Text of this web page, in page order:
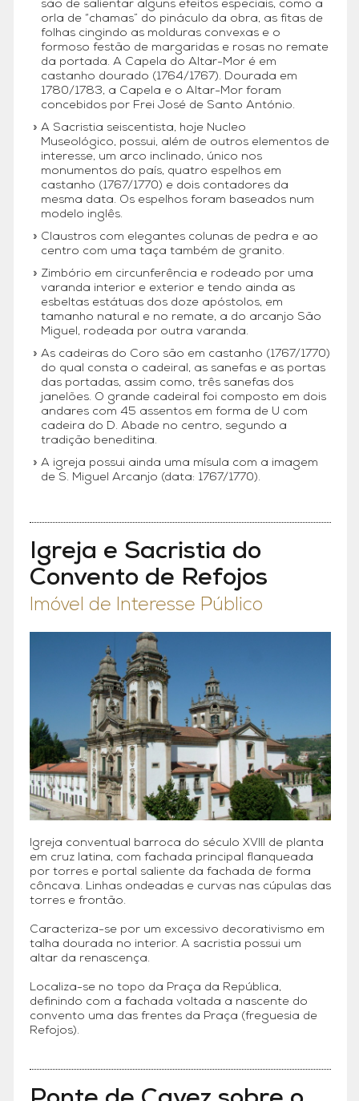
são de salientar alguns efeitos especiais, como a
orla de “chamas” do pináculo da obra, as fitas de
folhas cingindo as molduras convexas e o
formoso festão de margaridas e rosas no remate
da portada. A Capela do Altar-Mor é em
castanho dourado (1764/1767). Dourada em
1780/1783, a Capela e o Altar-Mor foram
concebidos por Frei José de Santo António.
A Sacristia seiscentista, hoje Nucleo
Museológico, possui, além de outros elementos de
interesse, um arco inclinado, único nos
monumentos do país, quatro espelhos em
castanho (1767/1770) e dois contadores da
mesma data. Os espelhos foram baseados num
modelo inglês.
Claustros com elegantes colunas de pedra e ao
centro com uma taça também de granito.
Zimbório em circunferência e rodeado por uma
varanda interior e exterior e tendo ainda as
esbeltas estátuas dos doze apóstolos, em
tamanho natural e no remate, a do arcanjo São
Miguel, rodeada por outra varanda.
As cadeiras do Coro são em castanho (1767/1770)
do qual consta o cadeiral, as sanefas e as portas
das portadas, assim como, três sanefas dos
janelões. O grande cadeiral foi composto em dois
andares com 45 assentos em forma de U com
cadeira do D. Abade no centro, segundo a
tradição beneditina.
A igreja possui ainda uma mísula com a imagem
de S. Miguel Arcanjo (data: 1767/1770).
Igreja e Sacristia do
Convento de Refojos
Imóvel de Interesse Público
Igreja conventual barroca do século XVIII de planta
em cruz latina, com fachada principal flanqueada
por torres e portal saliente da fachada de forma
côncava. Linhas ondeadas e curvas nas cúpulas das
torres e frontão.
Caracteriza-se por um excessivo decorativismo em
talha dourada no interior. A sacristia possui um
altar da renascença.
Localiza-se no topo da Praça da República,
definindo com a fachada voltada a nascente do
convento uma das frentes da Praça (freguesia de
Refojos).